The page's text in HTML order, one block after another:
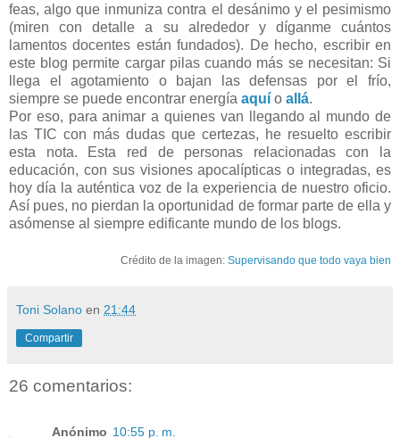
feas, algo que inmuniza contra el desánimo y el pesimismo
(miren con detalle a su alrededor y díganme cuántos
lamentos docentes están fundados). De hecho, escribir en
este blog permite cargar pilas cuando más se necesitan: Si
llega el agotamiento o bajan las defensas por el frío,
siempre se puede encontrar energía aquí o allá.
Por eso, para animar a quienes van llegando al mundo de
las TIC con más dudas que certezas, he resuelto escribir
esta nota. Esta red de personas relacionadas con la
educación, con sus visiones apocalípticas o integradas, es
hoy día la auténtica voz de la experiencia de nuestro oficio.
Así pues, no pierdan la oportunidad de formar parte de ella y
asómense al siempre edificante mundo de los blogs.
Crédito de la imagen: Supervisando que todo vaya bien
Toni Solano en 21:44
Compartir
26 comentarios:
Anónimo 10:55 p. m.